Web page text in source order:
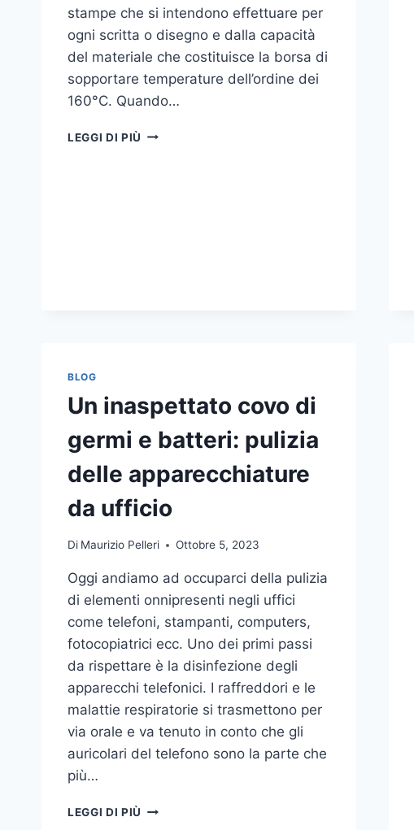
stampe che si intendono effettuare per
ogni scritta o disegno e dalla capacità
del materiale che costituisce la borsa di
sopportare temperature dell’ordine dei
160°C. Quando…
LEGGI DI PIÙ COME
BLOG
Un inaspettato covo di
germi e batteri: pulizia
delle apparecchiature
da ufficio
Di Maurizio Pelleri Ottobre 5, 2023
Oggi andiamo ad occuparci della pulizia
di elementi onnipresenti negli uffici
come telefoni, stampanti, computers,
fotocopiatrici ecc. Uno dei primi passi
da rispettare è la disinfezione degli
apparecchi telefonici. I raffreddori e le
malattie respiratorie si trasmettono per
via orale e va tenuto in conto che gli
auricolari del telefono sono la parte che
più…
LEGGI DI PIÙ UN